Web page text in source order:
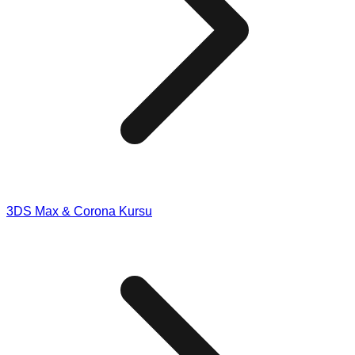
3DS Max & Corona Kursu